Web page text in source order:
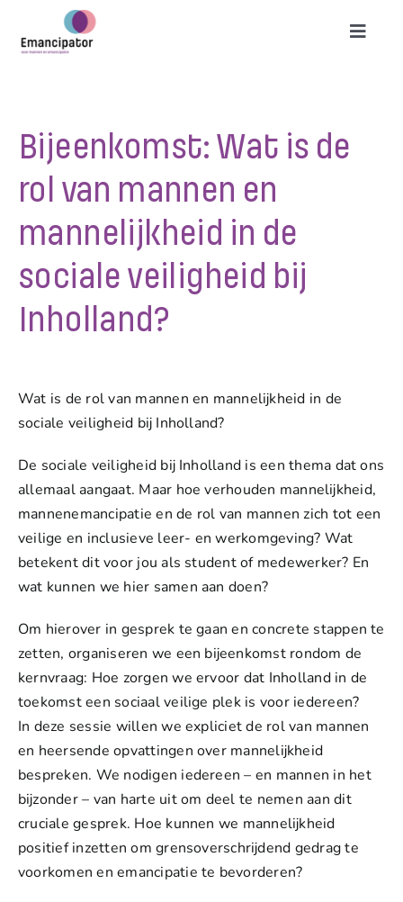
content
Ons werk
Filosofie
Emancipator
Agenda
Bijeenkomst: Wat is de
rol van mannen en
mannelijkheid in de
sociale veiligheid bij
Inholland?
Wat is de rol van mannen en mannelijkheid in de
sociale veiligheid bij Inholland?
De sociale veiligheid bij Inholland is een thema dat ons
allemaal aangaat. Maar hoe verhouden mannelijkheid,
mannenemancipatie en de rol van mannen zich tot een
veilige en inclusieve leer- en werkomgeving? Wat
betekent dit voor jou als student of medewerker? En
wat kunnen we hier samen aan doen?
Om hierover in gesprek te gaan en concrete stappen te
zetten, organiseren we een bijeenkomst rondom de
kernvraag: Hoe zorgen we ervoor dat Inholland in de
toekomst een sociaal veilige plek is voor iedereen?
In deze sessie willen we expliciet de rol van mannen
en heersende opvattingen over mannelijkheid
bespreken. We nodigen iedereen – en mannen in het
bijzonder – van harte uit om deel te nemen aan dit
cruciale gesprek. Hoe kunnen we mannelijkheid
positief inzetten om grensoverschrijdend gedrag te
voorkomen en emancipatie te bevorderen?